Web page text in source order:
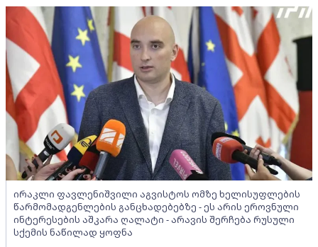
ირაკლი ფავლენიშვილი აგვისტოს ომზე ხელისუფლების
წარმომადგენლების განცხადებებზე - ეს არის ეროვნული
ინტერესების აშკარა ღალატი - არავის შერჩება რუსული
სქემის ნაწილად ყოფნა